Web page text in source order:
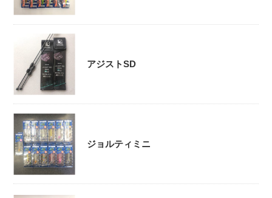
アジストSD
ジョルティミニ